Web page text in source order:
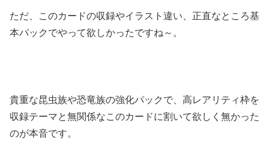
ただ、このカードの収録やイラスト違い、正直なところ基
本パックでやって欲しかったですね～。
貴重な昆虫族や恐竜族の強化パックで、高レアリティ枠を
収録テーマと無関係なこのカードに割いて欲しく無かった
のが本音です。